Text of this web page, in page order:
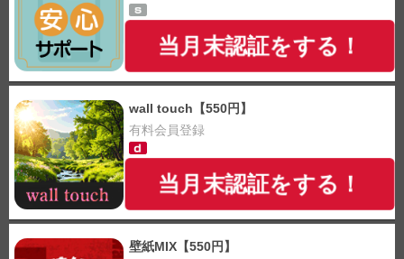
当月末認証をする！
wall touch【550円】
有料会員登録
当月末認証をする！
壁紙MIX【550円】